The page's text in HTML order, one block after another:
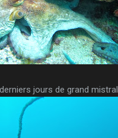
jours de grand mistral